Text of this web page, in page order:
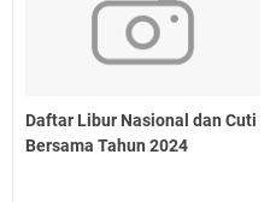
Daftar Libur Nasional dan Cuti
Bersama Tahun 2024